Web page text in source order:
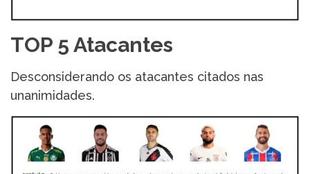
TOP 5 Atacantes
Desconsiderando os atacantes citados nas
unanimidades.